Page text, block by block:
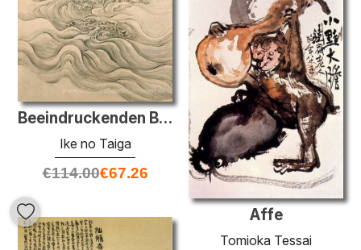
Beeindruckenden Blick auf das Gehen Fluss-
Ike no Taiga
€114.00€67.26
Affe
Tomioka Tessai